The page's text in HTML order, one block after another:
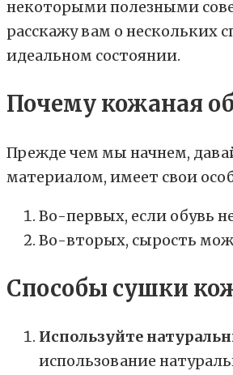
некоторыми полезными
расскажу вам о нескольких
идеальном состоянии.
Почему кожаная
Прежде чем мы начнем,
материалом, имеет свои
Во-первых, если обувь
Во-вторых, сырость
Способы сушки
Используйте
использование